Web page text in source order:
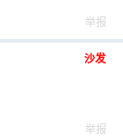
举报
沙发
举报